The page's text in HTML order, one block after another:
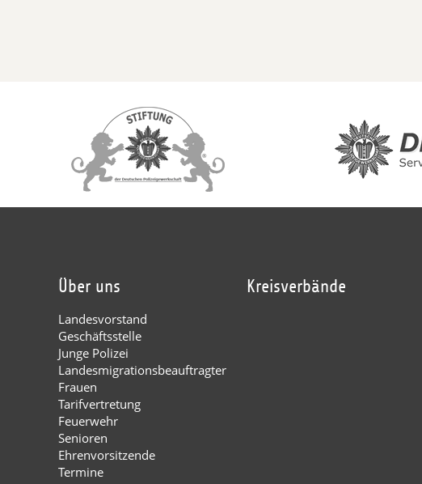
Über uns
Landesvorstand
Geschäftsstelle
Junge Polizei
Landesmigrationsbeauftragter
Frauen
Tarifvertretung
Feuerwehr
Senioren
Ehrenvorsitzende
Termine
Kreisverbände